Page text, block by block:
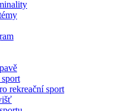
rekreační sport